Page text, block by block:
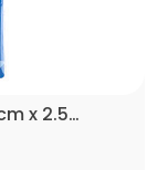
x 2.5…